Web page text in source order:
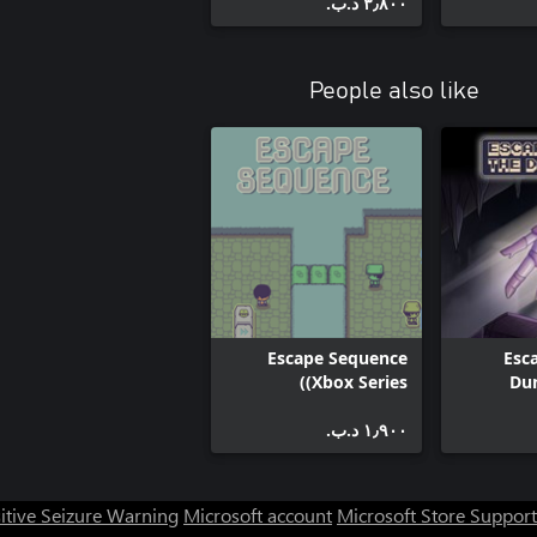
People also like
Escape Sequence
(Xbox Series)
١٫٩٠٠ د.ب.‏
Seizure Warning Microsoft account Microsoft Store Support